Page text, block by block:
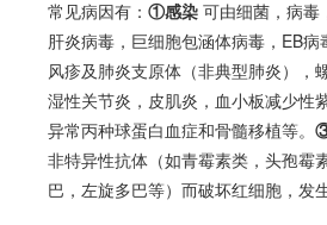
常见病因有： ①感染 可由细菌，病毒
肝炎病毒，巨细胞包涵体病毒，EB
风疹及肺炎支原体（非典型肺炎），
湿性关节炎，皮肌炎， 血小板减少性
异常丙种球蛋白血症和骨髓移植等。
非特异性抗体（如青霉素类，头孢霉
巴，左旋多巴等）而破坏红细胞，发